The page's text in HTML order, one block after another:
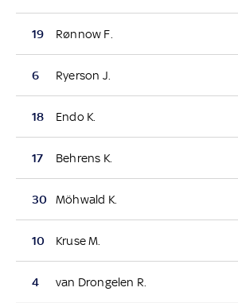
19 Rønnow F.
6 Ryerson J.
18 Endo K.
17 Behrens K.
30 Möhwald K.
10 Kruse M.
4 van Drongelen R.